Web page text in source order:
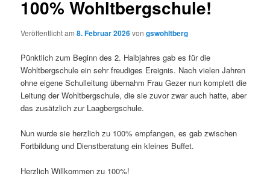
100% Wohltbergschule!
Veröffentlicht am8. Februar 2026vongswohltberg
Pünktlich zum Beginn des 2. Halbjahres gab es für die
Wohltbergschule ein sehr freudiges Ereignis. Nach vielen Jahren
ohne eigene Schulleitung übernahm Frau Gezer nun komplett die
Leitung der Wohltbergschule, die sie zuvor zwar auch hatte, aber
das zusätzlich zur Laagbergschule.
Nun wurde sie herzlich zu 100% empfangen, es gab zwischen
Fortbildung und Dienstberatung ein kleines Buffet.
Herzlich Willkommen zu 100%!